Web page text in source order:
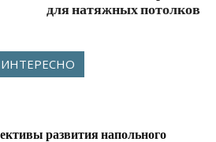
для натяжных потолков
развития напольного